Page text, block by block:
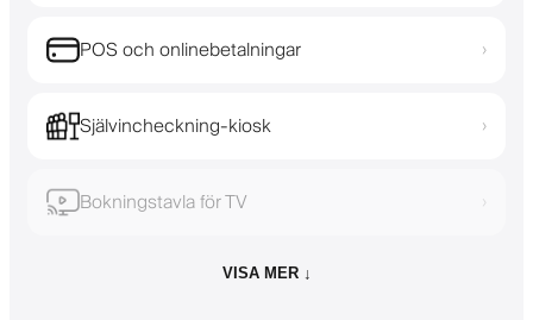
POS och onlinebetalningar ›
Självincheckning-kiosk ›
Bokningstavla för TV ›
VISA MER ↓